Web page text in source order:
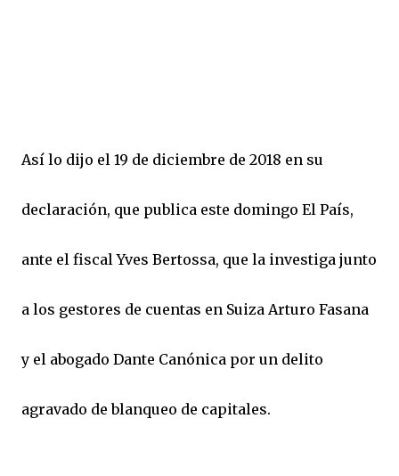
Así lo dijo el 19 de diciembre de 2018 en su
declaración, que publica este domingo El País,
ante el fiscal Yves Bertossa, que la investiga junto
a los gestores de cuentas en Suiza Arturo Fasana
y el abogado Dante Canónica por un delito
agravado de blanqueo de capitales.